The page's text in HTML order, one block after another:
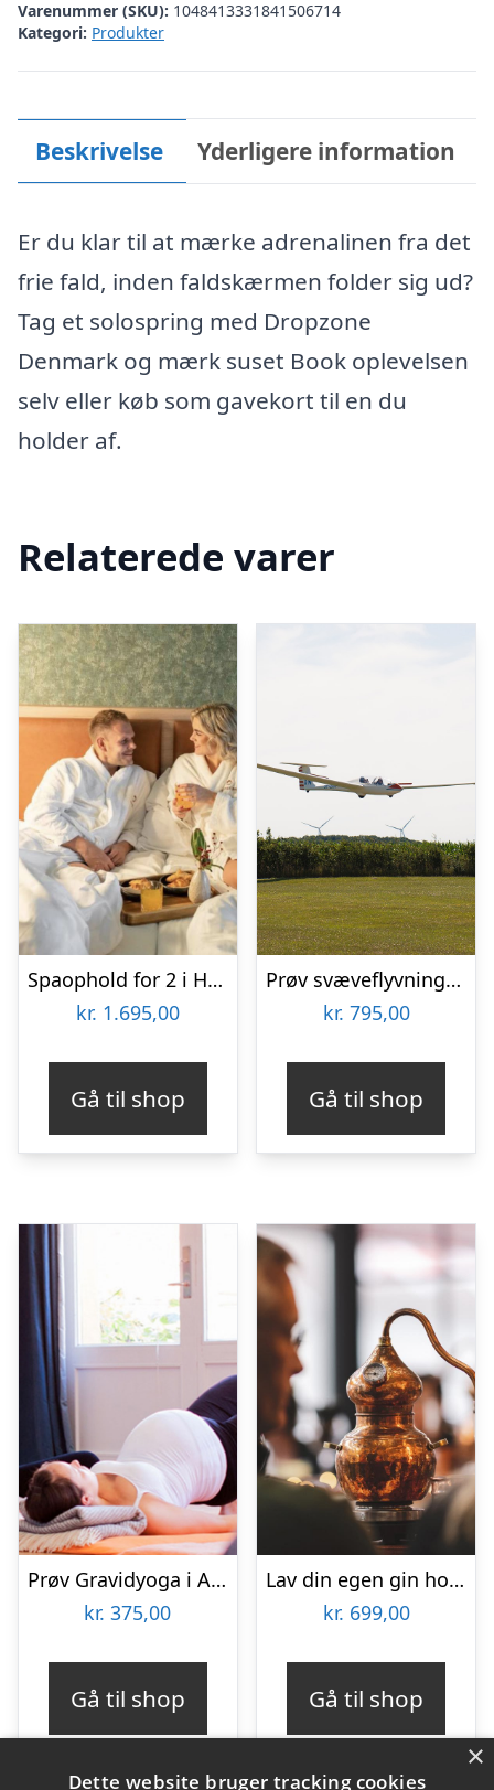
Varenummer (SKU): 1048413331841506714
Kategori: Produkter
Beskrivelse Yderligere information
Er du klar til at mærke adrenalinen fra det
frie fald, inden faldskærmen folder sig ud?
Tag et solospring med Dropzone
Denmark og mærk suset Book oplevelsen
selv eller køb som gavekort til en du
holder af.
Relaterede varer
Spaophold for 2 i HimmerLand
kr. 1.695,00
Gå til shop
Prøv svæveflyvning hos Viborg Svæveflyveklub
kr. 795,00
Gå til shop
Prøv Gravidyoga i Aarhus
kr. 375,00
Gå til shop
Lav din egen gin hos GinSkolen Haslev
kr. 699,00
Gå til shop
×
Dette website bruger tracking cookies